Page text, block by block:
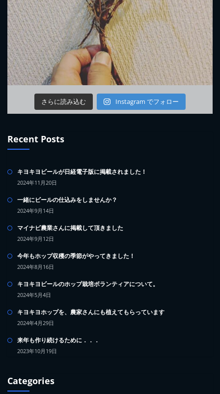
さらに読み込む Instagram でフォロー
Recent Posts
キヨキヨビールが日経電子版に掲載されました！
2024年11月20日
一緒にビールの仕込みをしませんか？
2024年9月14日
マイナビ農業さんに掲載して頂きました
2024年9月12日
今年もホップ収穫の季節がやってきました！
2024年8月16日
キヨキヨビールのホップ栽培ボランティアについて。
2024年5月4日
キヨキヨホップを、農家さんにも植えてもらっています
2024年4月29日
来年も作り続けるために．．．
2023年10月19日
Categories